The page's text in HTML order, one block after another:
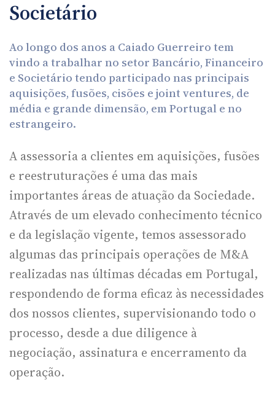
Societário
Ao longo dos anos a Caiado Guerreiro tem
vindo a trabalhar no setor Bancário, Financeiro
e Societário tendo participado nas principais
aquisições, fusões, cisões e joint ventures, de
média e grande dimensão, em Portugal e no
estrangeiro.
A assessoria a clientes em aquisições, fusões
e reestruturações é uma das mais
importantes áreas de atuação da Sociedade.
Através de um elevado conhecimento técnico
e da legislação vigente, temos assessorado
algumas das principais operações de M&A
realizadas nas últimas décadas em Portugal,
respondendo de forma eficaz às necessidades
dos nossos clientes, supervisionando todo o
processo, desde a due diligence à
negociação, assinatura e encerramento da
operação.